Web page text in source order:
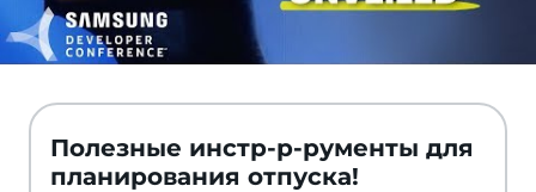
Полезные инстр-р-рументы для
планирования отпуска!